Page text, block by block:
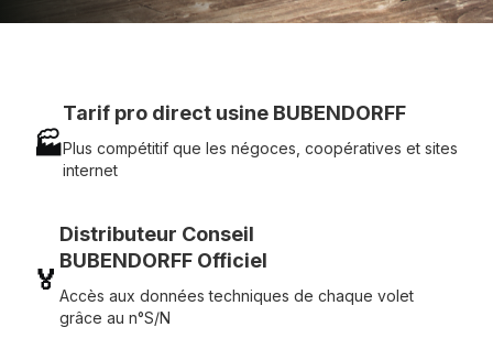
🏭
Tarif pro direct usine BUBENDORFF
Plus compétitif que les négoces, coopératives et sites
internet
🏅
Distributeur Conseil
BUBENDORFF Officiel
Accès aux données techniques de chaque volet
grâce au n°S/N